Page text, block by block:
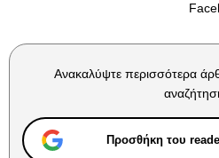
Ανακαλύψτε περισσότερα
Προσθήκη του